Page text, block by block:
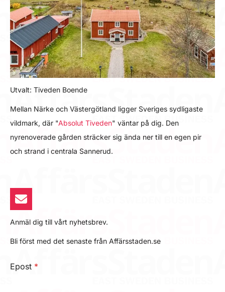
Utvalt: Tiveden Boende
Mellan Närke och Västergötland ligger Sveriges sydligaste
vildmark, där "Absolut Tiveden" väntar på dig. Den
nyrenoverade gården sträcker sig ända ner till en egen pir
och strand i centrala Sannerud.
Anmäl dig till vårt nyhetsbrev.
Bli först med det senaste från Affärsstaden.se
Epost *